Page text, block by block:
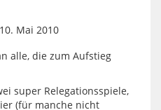
Mai 2010
alle, die zum Aufstieg
super Relegationsspiele,
(für manche nicht